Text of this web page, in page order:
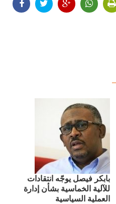
بابكر فيصل يوجّه انتقادات
للآلية الخماسية بشأن إدارة
العملية السياسية